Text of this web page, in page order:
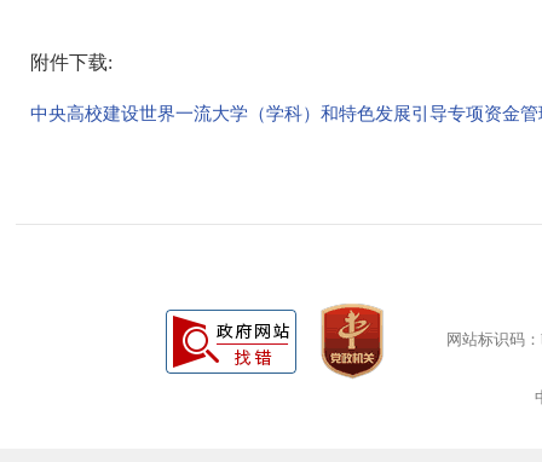
附件下载:
中央高校建设世界一流大学（学科）和特色发展引导专项资金
网站标识码